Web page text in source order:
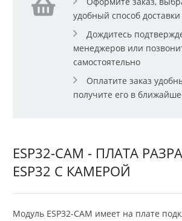
удобный способ
Дождитесь
менеджеров или
самостоятельно
Оплатите заказ
получите его в
ESP32-CAM - ПЛАТА
ESP32 С КАМЕРОЙ
Модуль ESP32-CAM имеет на плате